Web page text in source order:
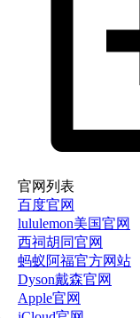
官网列表
百度官网
lululemon美国官网
西祠胡同官网
蚂蚁阿福官方网站
Dyson戴森官网
Apple官网